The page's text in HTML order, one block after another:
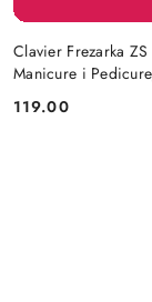
Clavier Frezarka
Manicure i
Cena:
119.00